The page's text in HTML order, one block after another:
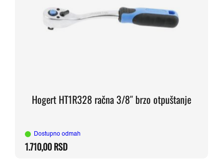
Hogert HT1R328 račna 3/8″ brzo otpuštanje
Dostupno odmah
1.710,00RSD